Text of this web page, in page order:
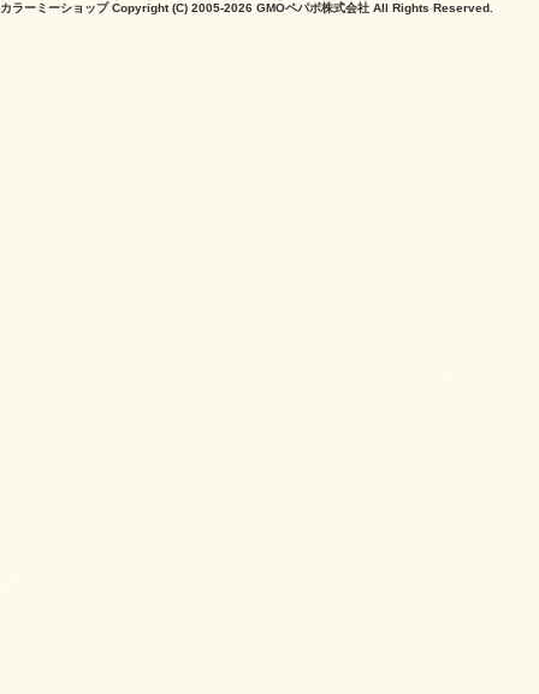
カラーミーショップCopyright (C) 2005-2026 GMOペパボ株式会社 All Rights Reserved.